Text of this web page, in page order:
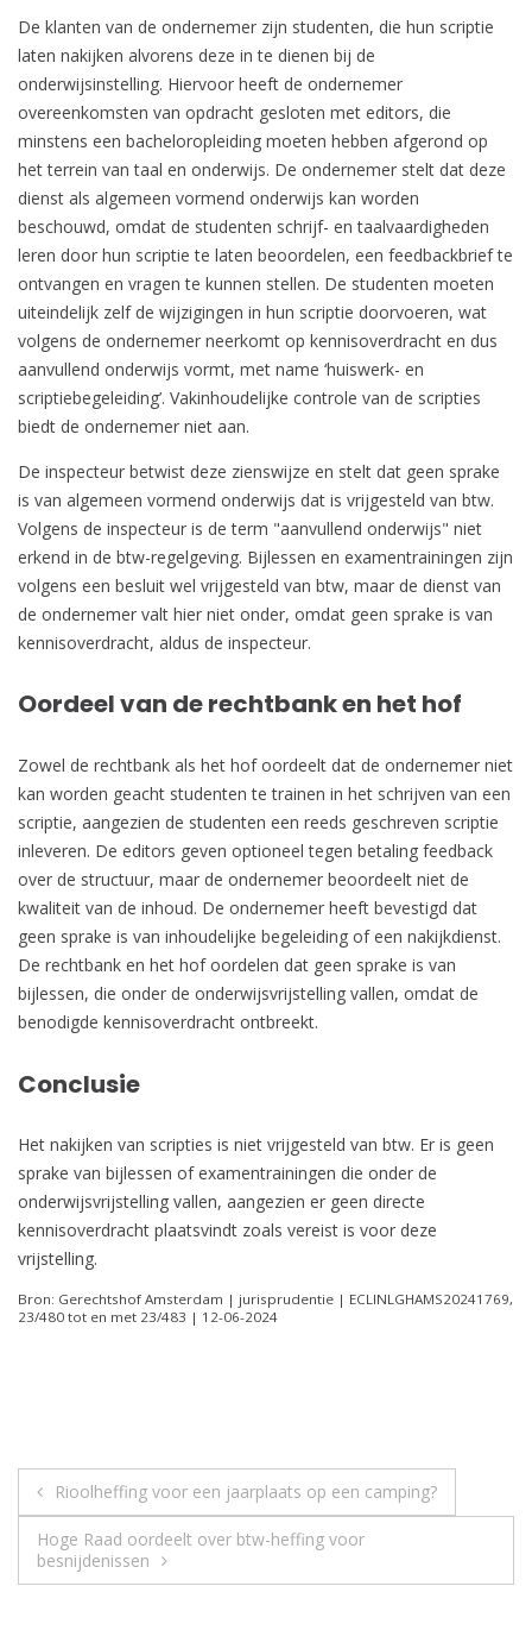
De klanten van de ondernemer zijn studenten, die hun scriptie
laten nakijken alvorens deze in te dienen bij de
onderwijsinstelling. Hiervoor heeft de ondernemer
overeenkomsten van opdracht gesloten met editors, die
minstens een bacheloropleiding moeten hebben afgerond op
het terrein van taal en onderwijs. De ondernemer stelt dat deze
dienst als algemeen vormend onderwijs kan worden
beschouwd, omdat de studenten schrijf- en taalvaardigheden
leren door hun scriptie te laten beoordelen, een feedbackbrief te
ontvangen en vragen te kunnen stellen. De studenten moeten
uiteindelijk zelf de wijzigingen in hun scriptie doorvoeren, wat
volgens de ondernemer neerkomt op kennisoverdracht en dus
aanvullend onderwijs vormt, met name ‘huiswerk- en
scriptiebegeleiding’. Vakinhoudelijke controle van de scripties
biedt de ondernemer niet aan.
De inspecteur betwist deze zienswijze en stelt dat geen sprake
is van algemeen vormend onderwijs dat is vrijgesteld van btw.
Volgens de inspecteur is de term "aanvullend onderwijs" niet
erkend in de btw-regelgeving. Bijlessen en examentrainingen zijn
volgens een besluit wel vrijgesteld van btw, maar de dienst van
de ondernemer valt hier niet onder, omdat geen sprake is van
kennisoverdracht, aldus de inspecteur.
Oordeel van de rechtbank en het hof
Zowel de rechtbank als het hof oordeelt dat de ondernemer niet
kan worden geacht studenten te trainen in het schrijven van een
scriptie, aangezien de studenten een reeds geschreven scriptie
inleveren. De editors geven optioneel tegen betaling feedback
over de structuur, maar de ondernemer beoordeelt niet de
kwaliteit van de inhoud. De ondernemer heeft bevestigd dat
geen sprake is van inhoudelijke begeleiding of een nakijkdienst.
De rechtbank en het hof oordelen dat geen sprake is van
bijlessen, die onder de onderwijsvrijstelling vallen, omdat de
benodigde kennisoverdracht ontbreekt.
Conclusie
Het nakijken van scripties is niet vrijgesteld van btw. Er is geen
sprake van bijlessen of examentrainingen die onder de
onderwijsvrijstelling vallen, aangezien er geen directe
kennisoverdracht plaatsvindt zoals vereist is voor deze
vrijstelling.
Bron: Gerechtshof Amsterdam | jurisprudentie | ECLINLGHAMS20241769,
23/480 tot en met 23/483 | 12-06-2024
Berichtnavigatie
Rioolheffing voor een jaarplaats op een camping?
Hoge Raad oordeelt over btw-heffing voor
besnijdenissen